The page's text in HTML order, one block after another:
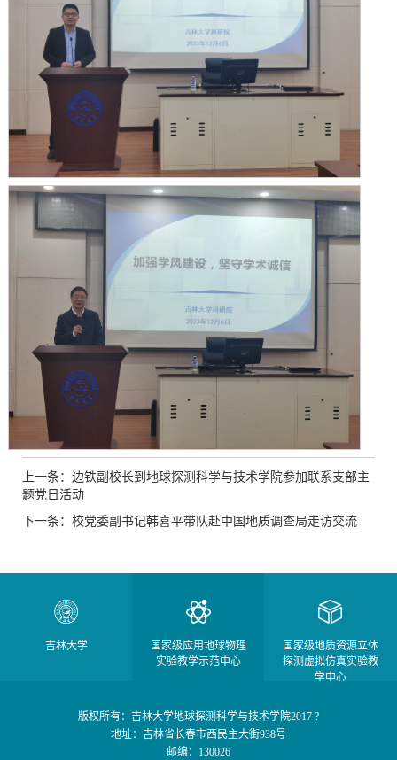
上一条：边铁副校长到地球探测科学与技术学院参加联系支部主
题党日活动
下一条：校党委副书记韩喜平带队赴中国地质调查局走访交流
吉林大学
国家级应用地球物理
实验教学示范中心
国家级地质资源立体
探测虚拟仿真实验教
学中心
版权所有：吉林大学地球探测科学与技术学院2017 ?
地址：吉林省长春市西民主大街938号
邮编：130026